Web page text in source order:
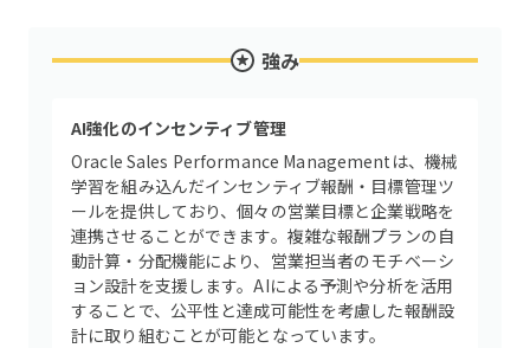
強み
AI強化のインセンティブ管理
Oracle Sales Performance Managementは、機械
学習を組み込んだインセンティブ報酬・目標管理ツ
ールを提供しており、個々の営業目標と企業戦略を
連携させることができます。複雑な報酬プランの自
動計算・分配機能により、営業担当者のモチベーシ
ョン設計を支援します。AIによる予測や分析を活用
することで、公平性と達成可能性を考慮した報酬設
計に取り組むことが可能となっています。